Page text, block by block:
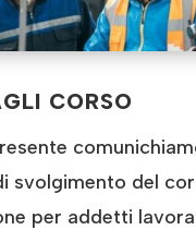
CORSO
svolgimento del
per addetti